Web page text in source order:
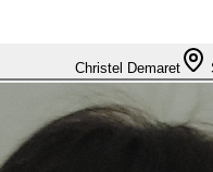
Christel Demaret